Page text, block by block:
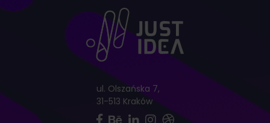
ul. Olszańska 7,
31-513 Kraków